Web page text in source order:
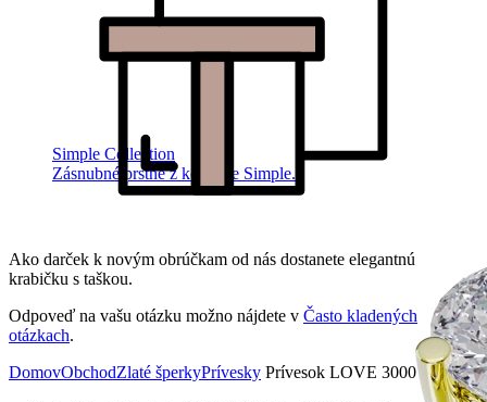
Simple Collection
Zásnubné prstne z kolekcie Simple.
Ako darček k novým obrúčkam od nás dostanete elegantnú
krabičku s taškou.
Odpoveď na vašu otázku možno nájdete v Často kladených
otázkach.
DomovObchodZlaté šperkyPrívesky Prívesok LOVE 3000